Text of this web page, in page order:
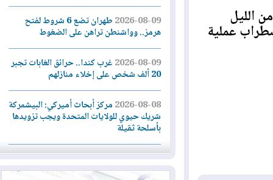
عملية
2026-08-09
طهران تضع 6 شروط لفتح
هرمز.. وواشنطن تراهن على الضغوط
2026-08-09غرب كندا.. حرائق الغابات تجبر
2026-08-08مركز أبحاث أميركي: البيشمركة
شريك حيوي للولايات المتحدة ويجب تزويدها
بأسلحة ثقيلة
2026-08-08الداخلية: رصد شائعات مفبركة
بالذكاء الاصطناعي ومقاطع قديمة يعاد نشرها